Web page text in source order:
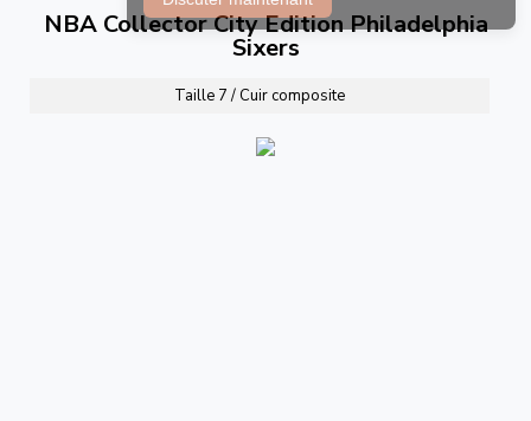
NBA Collector City Edition Philadelphia
Sixers
Taille 7 / Cuir composite